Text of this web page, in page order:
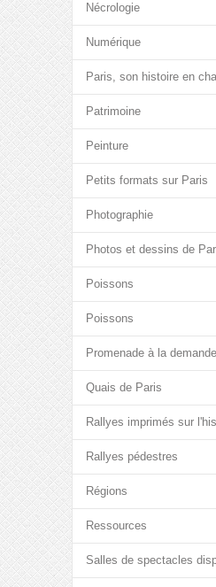
Nécrologie
Numérique
Paris, son histoire en
Patrimoine
Peinture
Petits formats sur Paris
Photographie
Photos et dessins de
Poissons
Poissons
Promenade à la demande
Quais de Paris
Rallyes imprimés sur
Rallyes pédestres
Régions
Ressources
Salles de spectacles